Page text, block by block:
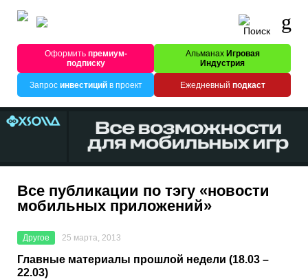
Оформитьпремиум-
подписку
Альманах Игровая
Индустрия
Запрос инвестицийв проект Ежедневный подкаст
Все публикации по тэгу «новости
мобильных приложений»
Другое 25 марта, 2013
Главные материалы прошлой недели (18.03 –
22.03)